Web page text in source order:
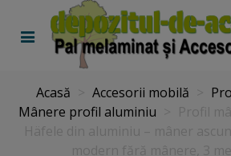
Acasă Accesorii mobilă
Mânere profil aluminiu